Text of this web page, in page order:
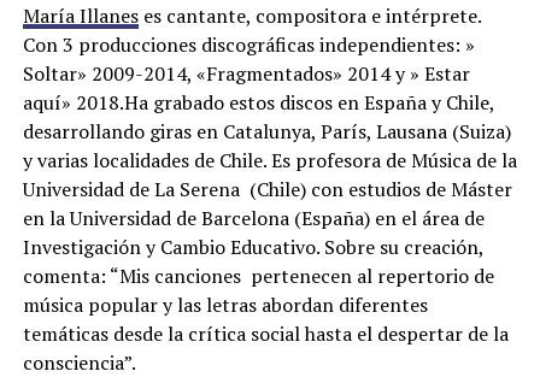
María Illaneses cantante, compositora e intérprete.
Con 3 producciones discográficas independientes: »
Soltar» 2009-2014, «Fragmentados» 2014 y » Estar
aquí» 2018.Ha grabado estos discos en España y Chile,
desarrollando giras en Catalunya, París, Lausana (Suiza)
y varias localidades de Chile. Es profesora de Música de la
Universidad de La Serena (Chile) con estudios de Máster
en la Universidad de Barcelona (España) en el área de
Investigación y Cambio Educativo. Sobre su creación,
comenta: “Mis canciones pertenecen al repertorio de
música popular y las letras abordan diferentes
temáticas desde la crítica social hasta el despertar de la
consciencia”.